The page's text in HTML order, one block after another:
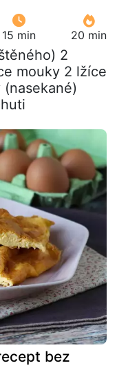
15 min 20 min
2
mouky 2 lžíce
bez